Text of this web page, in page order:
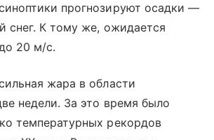
прогнозируют осадки —
снег. К тому же, ожидается
20 м/с.
жара в области
недели. За это время было
температурных рекордов